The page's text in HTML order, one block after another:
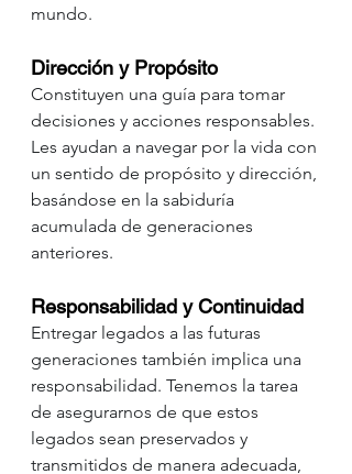
mundo.
Dirección y Propósito
Constituyen una guía para tomar
decisiones y acciones responsables.
Les ayudan a navegar por la vida con
un sentido de propósito y dirección,
basándose en la sabiduría
acumulada de generaciones
anteriores.
Responsabilidad y Continuidad
Entregar legados a las futuras
generaciones también implica una
responsabilidad. Tenemos la tarea
de asegurarnos de que estos
legados sean preservados y
transmitidos de manera adecuada,